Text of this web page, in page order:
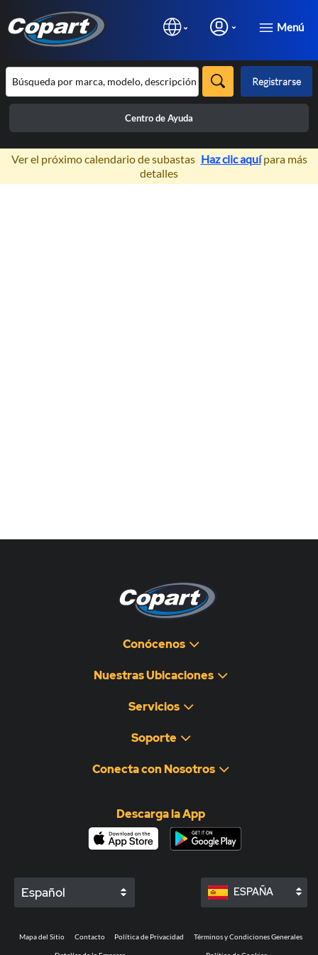
Menú
Registrarse
Centro de Ayuda
×
Ver el próximo calendario de subastas Haz clic aquípara más
detalles
Conócenos
Nuestras Ubicaciones
Servicios
Soporte
Conecta con Nosotros
Descarga la App
Español ESPAÑA
Mapa del Sitio Contacto Política de Privacidad Términos y Condiciones Generales